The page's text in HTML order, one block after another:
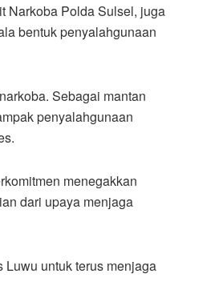
Narkoba Polda Sulsel, juga
bentuk penyalahgunaan
Sebagai mantan
penyalahgunaan
menegakkan
dari upaya menjaga
untuk terus menjaga